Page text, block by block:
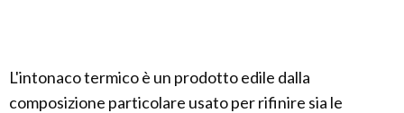
L'intonaco termico è un prodotto edile dalla
composizione particolare usato per rifinire sia le